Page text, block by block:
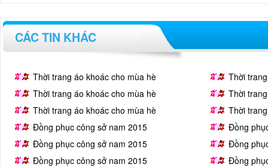
CÁC TIN KHÁC
Thời trang áo khoác cho mùa hè
Thời
Thời trang áo khoác cho mùa hè
Thời
Thời trang áo khoác cho mùa hè
Thời
Đồng phục công sở nam 2015
Đồng
Đồng phục công sở nam 2015
Đồng
Đồng phục công sở nam 2015
Đồng